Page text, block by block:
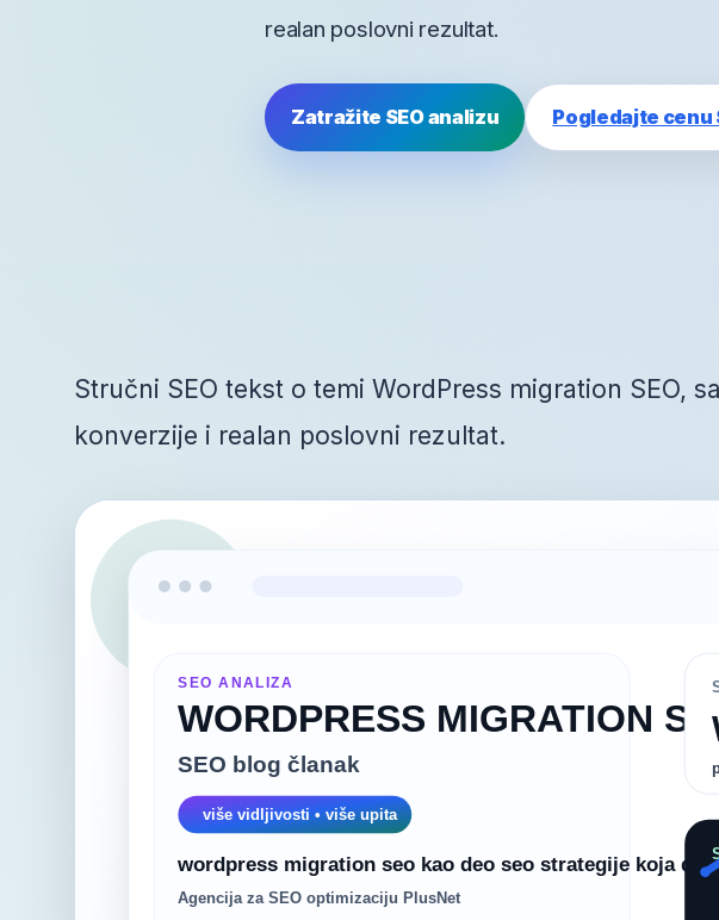
realan poslovni rezultat.
Zatražite SEO analizu Pogledajte cenu
Stručni SEO tekst o temi WordPress migration SEO,
konverzije i realan poslovni rezultat.